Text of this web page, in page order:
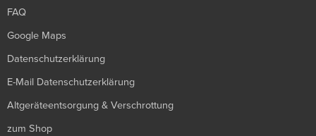
FAQ
Google Maps
Datenschutzerklärung
E-Mail Datenschutzerklärung
Altgeräteentsorgung & Verschrottung
zum Shop